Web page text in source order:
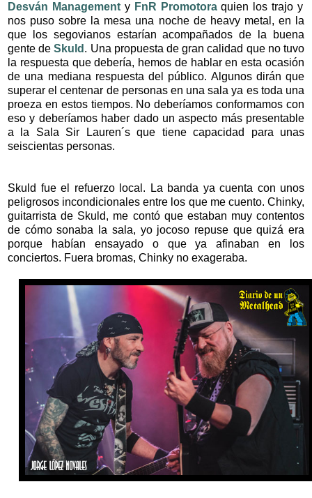
Desván Managementy FnR Promotoraquien los trajo y
nos puso sobre la mesa una noche de heavy metal, en la
que los segovianos estarían acompañados de la buena
gente deSkuld . Una propuesta de gran calidad que no tuvo
la respuesta que debería, hemos de hablar en esta ocasión
de una mediana respuesta del público. Algunos dirán que
superar el centenar de personas en una sala ya es toda una
proeza en estos tiempos. No deberíamos conformamos con
eso y deberíamos haber dado un aspecto más presentable
a la Sala Sir Lauren´s que tiene capacidad para unas
seiscientas personas.
Skuld fue el refuerzo local. La banda ya cuenta con unos
peligrosos incondicionales entre los que me cuento. Chinky,
guitarrista de Skuld, me contó que estaban muy contentos
de cómo sonaba la sala, yo jocoso repuse que quizá era
porque habían ensayado o que ya afinaban en los
conciertos. Fuera bromas, Chinky no exageraba.